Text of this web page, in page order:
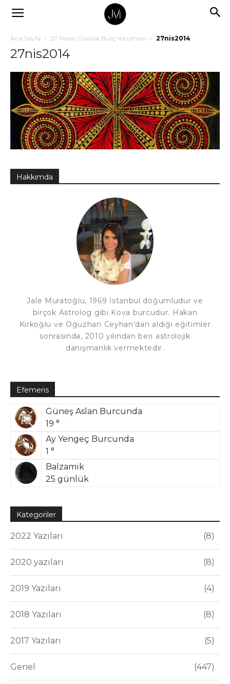
Ana Sayfa 27 Nisan Günlük Burç Yorumları 27nis2014
27nis2014
Hakkımda
Jale Muratoğlu, 1969 İstanbul doğumludur ve
birçok Astrolog gibi Kova burcudur. Hakan
Kırkoğlu ve Oğuzhan Ceyhan'dan aldığı eğitimler
sonrasında, 2010 yılından beri astrolojik
danışmanlık vermektedir.
Efemeris
Güneş Aslan Burcunda
19 °
Ay Yengeç Burcunda
1 °
Balzamik
25 günlük
Kategoriler
2022 Yazıları 8
2020 yazıları 8
2019 Yazıları 4
2018 Yazıları 8
2017 Yazıları 5
Genel 447